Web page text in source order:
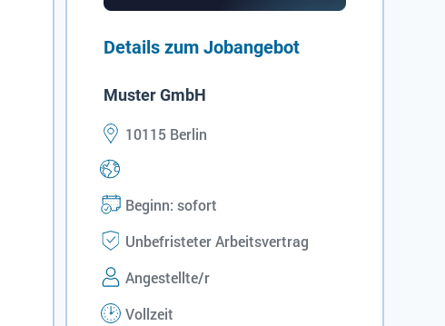
Details zum Jobangebot
Muster GmbH
10115 Berlin
Beginn: sofort
Unbefristeter Arbeitsvertrag
Angestellte/r
Vollzeit